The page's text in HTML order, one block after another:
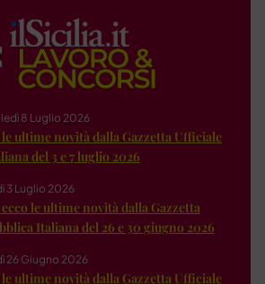
8 Luglio 2026
ultime novità dalla Gazzetta Ufficiale
del 3 e 7 luglio 2026
3 Luglio 2026
le ultime novità dalla Gazzetta
Italiana del 26 e 30 giugno 2026
26 Giugno 2026
ultime novità dalla Gazzetta Ufficiale